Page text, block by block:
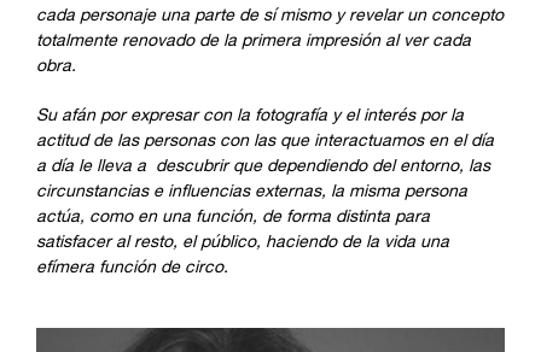
cada personaje una parte de sí mismo y revelar un concepto
totalmente renovado de la primera impresión al ver cada
obra.
Su afán por expresar con la fotografía y el interés por la
actitud de las personas con las que interactuamos en el día
a día le lleva a descubrir que dependiendo del entorno, las
circunstancias e influencias externas, la misma persona
actúa, como en una función, de forma distinta para
satisfacer al resto, el público, haciendo de la vida una
efímera función de circo.